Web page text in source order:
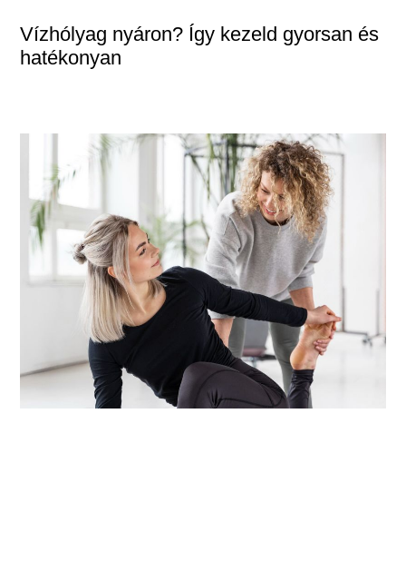
Vízhólyag nyáron? Így kezeld gyorsan és
hatékonyan